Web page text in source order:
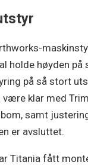
holde høyden
på så stort
være klar med
samt
er avsluttet.
Titania fått